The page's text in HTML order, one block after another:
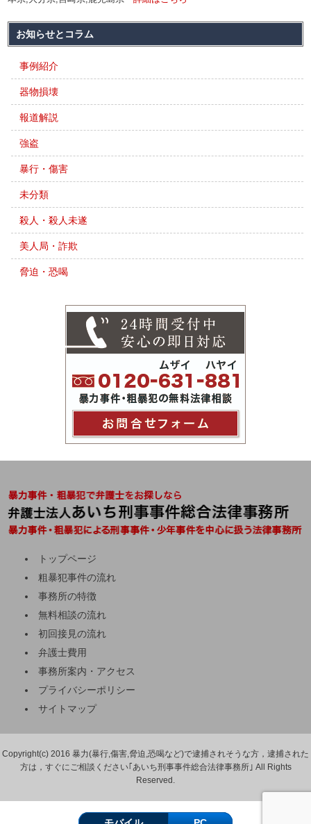
お知らせとコラム
事例紹介
器物損壊
報道解説
強盗
暴行・傷害
未分類
殺人・殺人未遂
美人局・詐欺
脅迫・恐喝
トップページ
粗暴犯事件の流れ
事務所の特徴
無料相談の流れ
初回接見の流れ
弁護士費用
事務所案内・アクセス
プライバシーポリシー
サイトマップ
Copyright(c) 2016 暴力(暴行,傷害,脅迫,恐喝など)で逮捕されそうな方，逮捕された
方は，すぐにご相談ください｢あいち刑事事件総合法律事務所｣ All Rights
Reserved.